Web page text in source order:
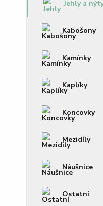
Jehly a
Kabošony
Kamínky
Kaplíky
Koncovky
Mezidíly
Náušnice
Ostatní